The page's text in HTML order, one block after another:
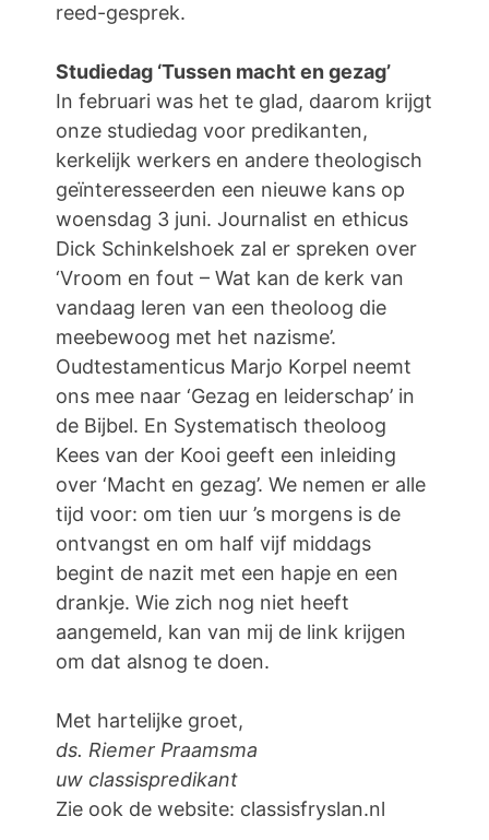
reed-gesprek.
Studiedag ‘Tussen macht en gezag’
In februari was het te glad, daarom krijgt
onze studiedag voor predikanten,
kerkelijk werkers en andere theologisch
geïnteresseerden een nieuwe kans op
woensdag 3 juni. Journalist en ethicus
Dick Schinkelshoek zal er spreken over
‘Vroom en fout – Wat kan de kerk van
vandaag leren van een theoloog die
meebewoog met het nazisme’.
Oudtestamenticus Marjo Korpel neemt
ons mee naar ‘Gezag en leiderschap’ in
de Bijbel. En Systematisch theoloog
Kees van der Kooi geeft een inleiding
over ‘Macht en gezag’. We nemen er alle
tijd voor: om tien uur ’s morgens is de
ontvangst en om half vijf middags
begint de nazit met een hapje en een
drankje. Wie zich nog niet heeft
aangemeld, kan van mij de link krijgen
om dat alsnog te doen.
Met hartelijke groet,
ds. Riemer Praamsma
uw classispredikant
Zie ook de website: classisfryslan.nl